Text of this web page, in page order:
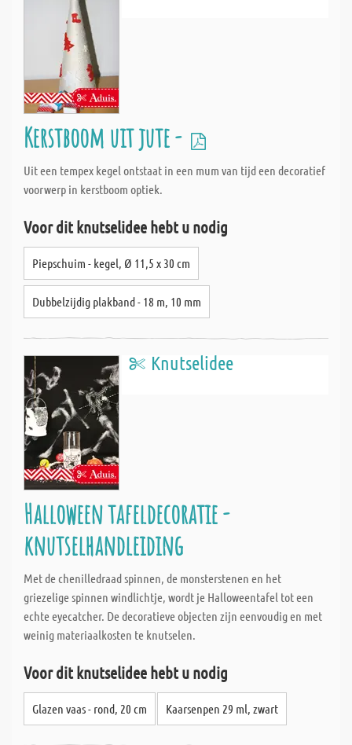
Kerstboom uit jute -
Uit een tempex kegel ontstaat in een mum van tijd een decoratief
voorwerp in kerstboom optiek.
Voor dit knutselidee hebt u nodig
Piepschuim - kegel, Ø 11,5 x 30 cm
Dubbelzijdig plakband - 18 m, 10 mm
Knutselidee
Halloween tafeldecoratie -
knutselhandleiding
Met de chenilledraad spinnen, de monsterstenen en het
griezelige spinnen windlichtje, wordt je Halloweentafel tot een
echte eyecatcher. De decoratieve objecten zijn eenvoudig en met
weinig materiaalkosten te knutselen.
Voor dit knutselidee hebt u nodig
Glazen vaas - rond, 20 cm Kaarsenpen 29 ml, zwart